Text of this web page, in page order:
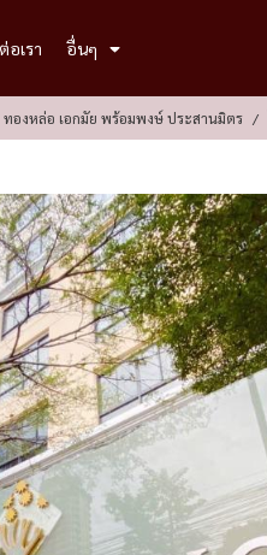
อเรา อื่นๆ
องหล่อ เอกมัย พร้อมพงษ์ ประสานมิตร